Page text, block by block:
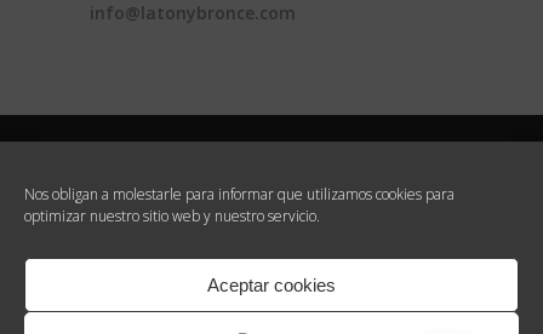
Nos obligan a molestarle para informar que utilizamos cookies para
optimizar nuestro sitio web y nuestro servicio.
Aceptar cookies
info@latonybronce.com
© 2020 Latón y Bronce, S.L. Todos los
derechos reservados |Aviso legal|Politica de
Politica de Cookies